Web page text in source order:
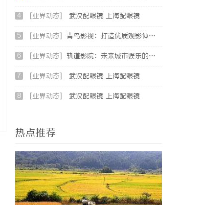
4 [业界动态] 武汉配眼镜 上海配眼镜
5 [业界动态] 青鸟影视：打造优质观影体验的行业新标杆
6 [业界动态] 轨道影院：未来城市娱乐的新地标与文化体验空间
7 [业界动态] 武汉配眼镜 上海配眼镜
8 [业界动态] 武汉配眼镜 上海配眼镜
热点推荐